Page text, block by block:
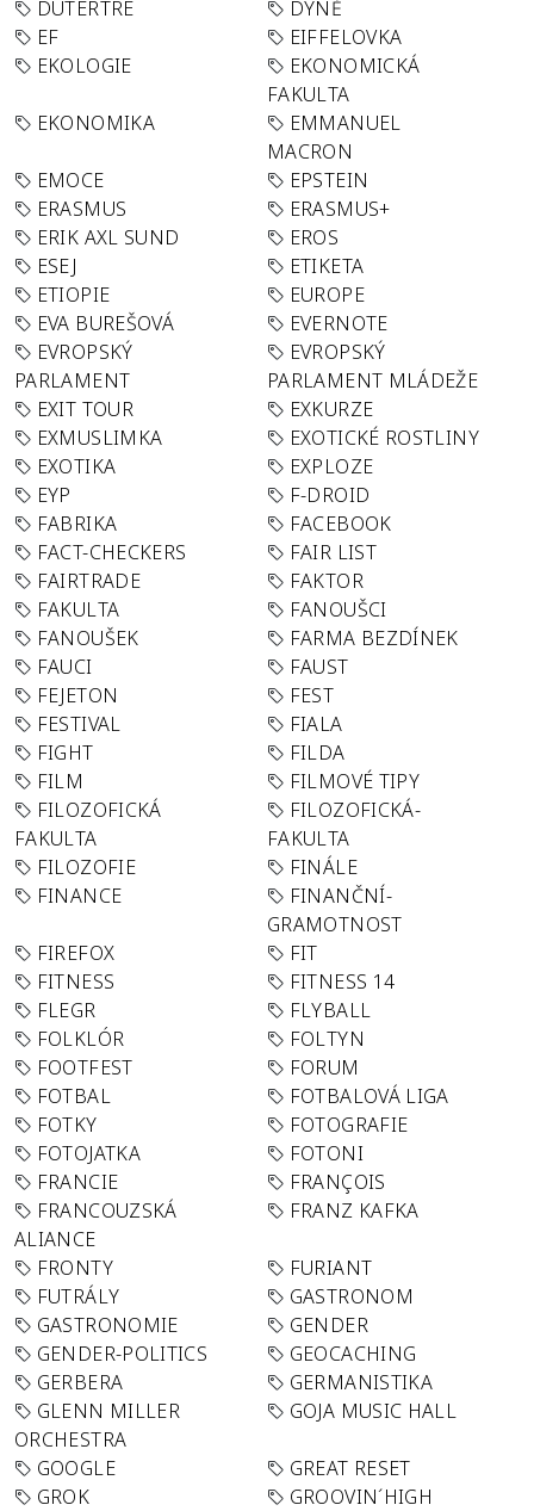
DUTERTRE
DÝNĚ
EF
EIFFELOVKA
EKOLOGIE
EKONOMICKÁ
FAKULTA
EKONOMIKA
EMMANUEL
MACRON
EMOCE
EPSTEIN
ERASMUS
ERASMUS+
ERIK AXL SUND
EROS
ESEJ
ETIKETA
ETIOPIE
EUROPE
EVA BUREŠOVÁ
EVERNOTE
EVROPSKÝ
PARLAMENT
EVROPSKÝ
PARLAMENT MLÁDEŽE
EXIT TOUR
EXKURZE
EXMUSLIMKA
EXOTICKÉ ROSTLINY
EXOTIKA
EXPLOZE
EYP
F-DROID
FABRIKA
FACEBOOK
FACT-CHECKERS
FAIR LIST
FAIRTRADE
FAKTOR
FAKULTA
FANOUŠCI
FANOUŠEK
FARMA BEZDÍNEK
FAUCI
FAUST
FEJETON
FEST
FESTIVAL
FIALA
FIGHT
FILDA
FILM
FILMOVÉ TIPY
FILOZOFICKÁ
FAKULTA
FILOZOFICKÁ-
FAKULTA
FILOZOFIE
FINÁLE
FINANCE
FINANČNÍ-
GRAMOTNOST
FIREFOX
FIT
FITNESS
FITNESS 14
FLEGR
FLYBALL
FOLKLÓR
FOLTYN
FOOTFEST
FORUM
FOTBAL
FOTBALOVÁ LIGA
FOTKY
FOTOGRAFIE
FOTOJATKA
FOTONI
FRANCIE
FRANÇOIS
FRANCOUZSKÁ
ALIANCE
FRANZ KAFKA
FRONTY
FURIANT
FUTRÁLY
GASTRONOM
GASTRONOMIE
GENDER
GENDER-POLITICS
GEOCACHING
GERBERA
GERMANISTIKA
GLENN MILLER
ORCHESTRA
GOJA MUSIC HALL
GOOGLE
GREAT RESET
GROK
GROOVIN´HIGH